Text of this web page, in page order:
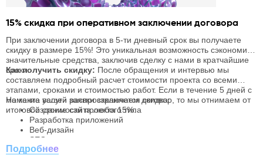
15% скидка при оперативном заключении договора
При заключении договора в 5-ти дневный срок вы получаете
скидку в размере 15%! Это уникальная возможность сэкономить
значительные средства, заключив сделку с нами в кратчайшие
сроки.
Как получить скидку: После обращения и интервью мы
составляем подробный расчет стоимости проекта со всеми
этапами, сроками и стоимостью работ. Если в течение 5 дней с
момента вашей заявки заключаем договор, то мы отнимаем от
итоговой стоимости проекта 15%.
На какие услуги распространяется скидка:
Создание сайта любого типа
Разработка приложений
Веб-дизайн
SEO-продвижение
Подробнее